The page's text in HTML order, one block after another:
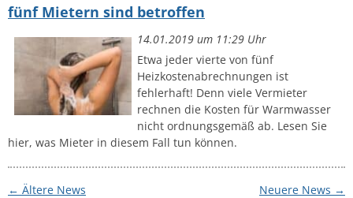
fünf Mietern sind betroffen
14.01.2019 um 11:29 Uhr
Etwa jeder vierte von fünf
Heizkostenabrechnungen ist
fehlerhaft! Denn viele Vermieter
rechnen die Kosten für Warmwasser
nicht ordnungsgemäß ab. Lesen Sie
hier, was Mieter in diesem Fall tun können.
← Ältere News Neuere News →